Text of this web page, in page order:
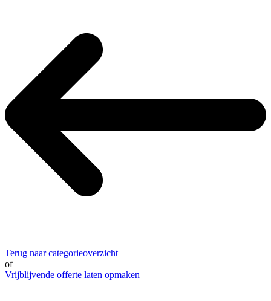
Terug naar categorieoverzicht
of
Vrijblijvende offerte laten opmaken